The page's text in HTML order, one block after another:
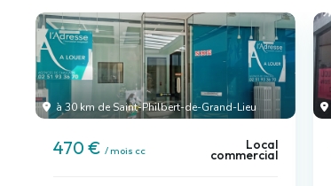
à 30 km de Saint-Philbert-de-Grand-Lieu
470 € / mois cc Local
commercial